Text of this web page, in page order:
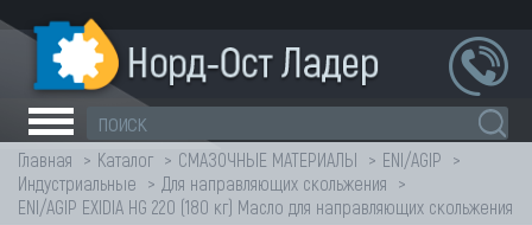
Главная Каталог СМАЗОЧНЫЕ МАТЕРИАЛЫ
ENI/AGIP
Индустриальные
Для направляющих скольжения
ENI/AGIP EXIDIA HG 220 (180 кг) Масло для направляющих скольжения